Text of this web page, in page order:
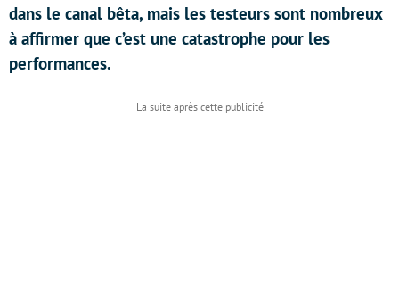
dans le canal bêta, mais les testeurs sont nombreux
à affirmer que c’est une catastrophe pour les
performances.